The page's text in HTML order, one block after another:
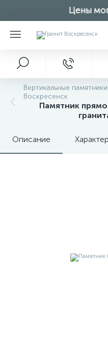
Цены
Вертикальные
Воскресенск
Памятник
Описание